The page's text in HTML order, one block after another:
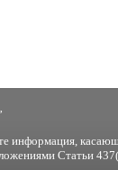
информация,
Статьи